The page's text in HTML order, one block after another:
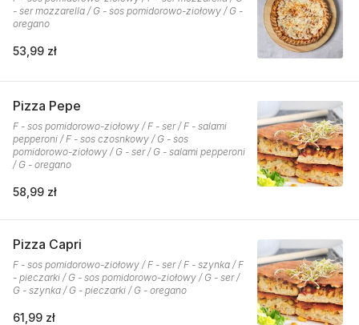
- ser mozzarella / G - sos pomidorowo-ziołowy / G -
oregano
53,99 zł
Pizza Pepe
F - sos pomidorowo-ziołowy / F - ser / F - salami
pepperoni / F - sos czosnkowy / G - sos
pomidorowo-ziołowy / G - ser / G - salami pepperoni
/ G - oregano
58,99 zł
Pizza Capri
F - sos pomidorowo-ziołowy / F - ser / F - szynka / F
- pieczarki / G - sos pomidorowo-ziołowy / G - ser /
G - szynka / G - pieczarki / G - oregano
61,99 zł